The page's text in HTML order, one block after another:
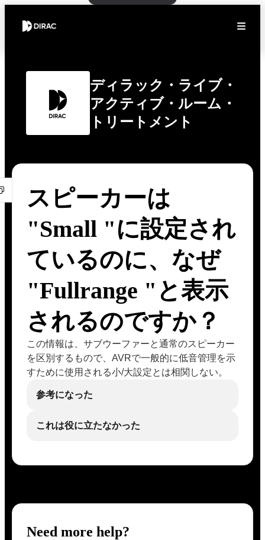
ディラック・ライブ・
アクティブ・ルーム・
トリートメント
スピーカーは
"Small "に設定され
ているのに、なぜ
"Fullrange "と表示
されるのですか？
この情報は、サブウーファーと通常のスピーカー
を区別するもので、AVRで一般的に低音管理を示
すために使用される小/大設定とは相関しない。
参考になった
これは役に立たなかった
Need more help?